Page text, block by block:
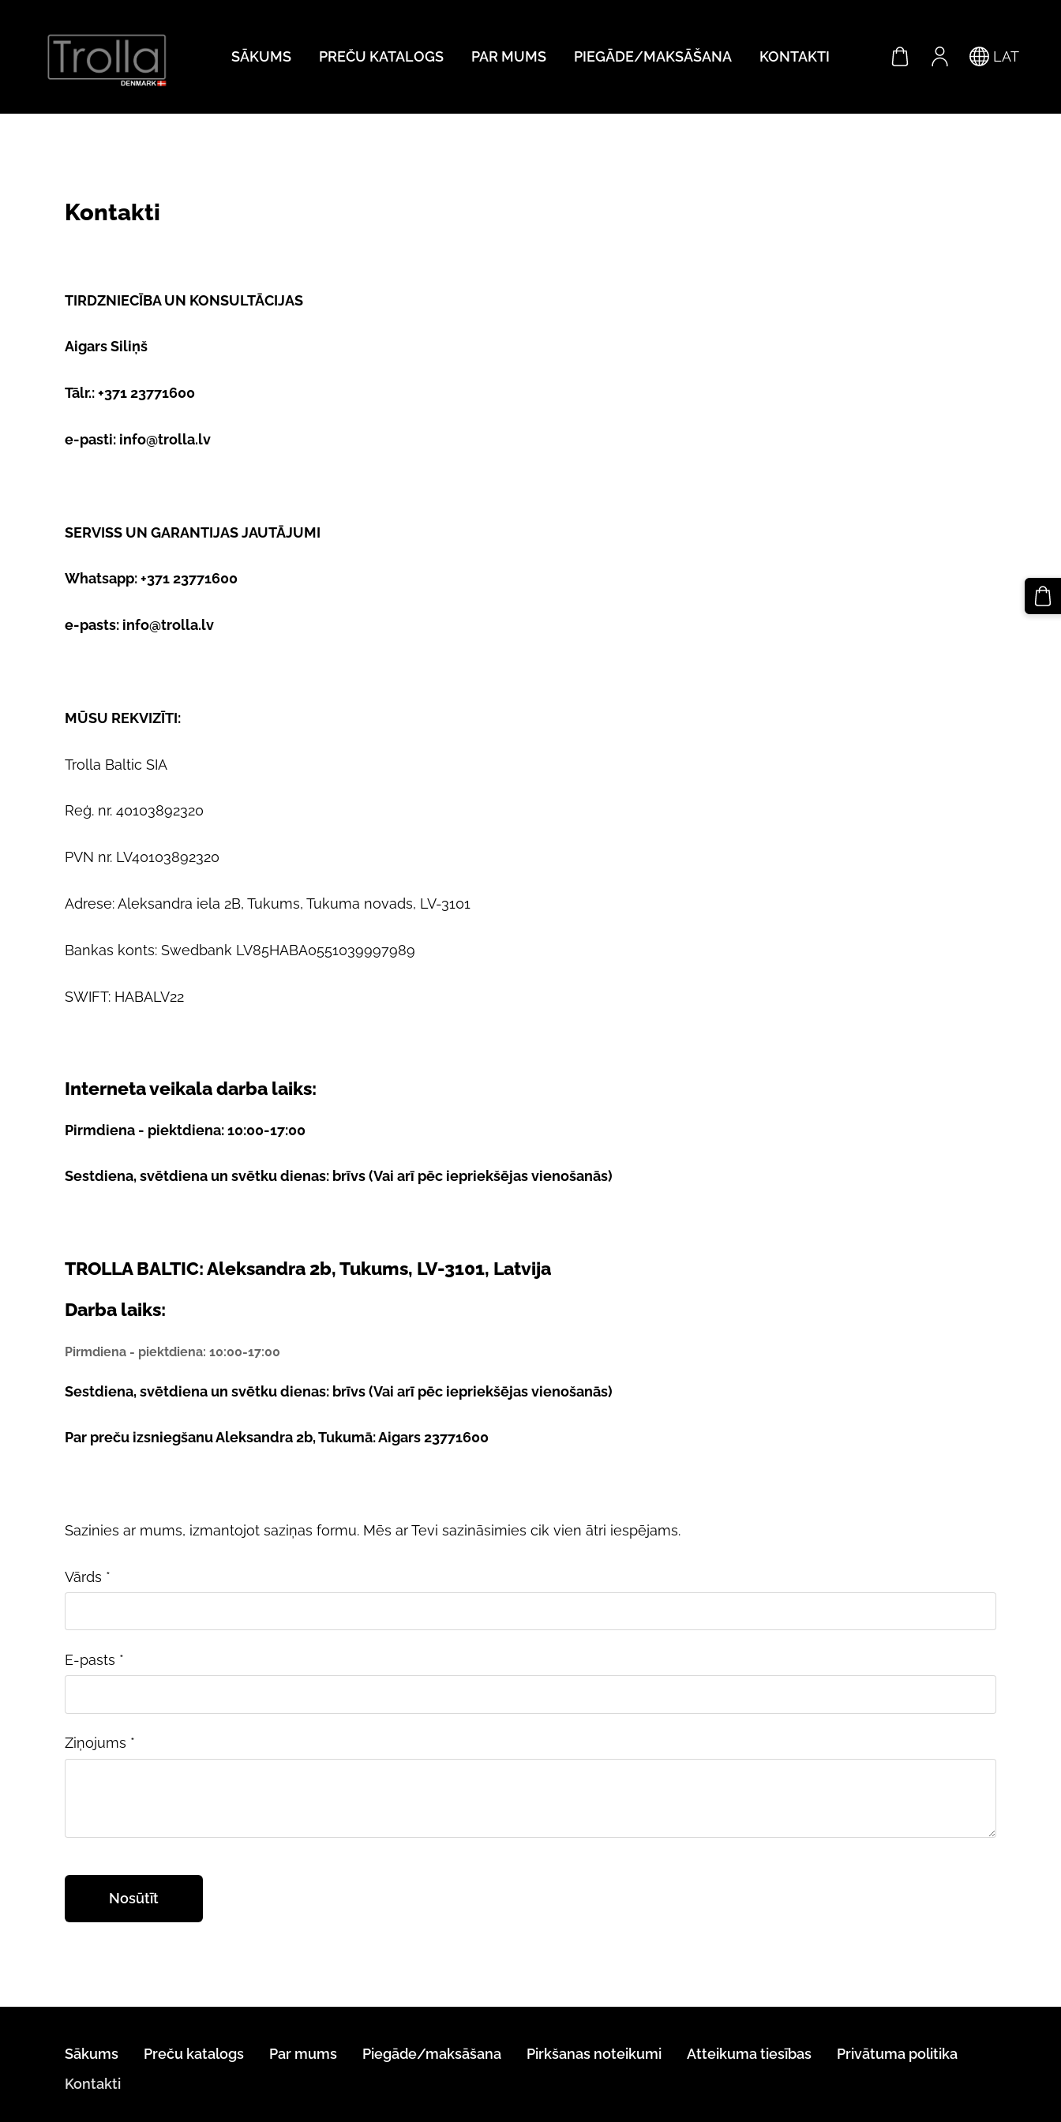
SĀKUMS PREČU KATALOGS PAR MUMS PIEGĀDE/MAKSĀŠANA KONTAKTI LAT
Kontakti
TIRDZNIECĪBA UN KONSULTĀCIJAS
Aigars Siliņš
Tālr.: +371 23771600
e-pasti: info@trolla.lv
SERVISS UN GARANTIJAS JAUTĀJUMI
Whatsapp: +371 23771600
e-pasts: info@trolla.lv
MŪSU REKVIZĪTI:
Trolla Baltic SIA
Reģ. nr. 40103892320
PVN nr. LV40103892320
Adrese: Aleksandra iela 2B, Tukums, Tukuma novads, LV-3101
Bankas konts: Swedbank LV85HABA0551039997989
SWIFT: HABALV22
Interneta veikala darba laiks:
Pirmdiena - piektdiena: 10:00-17:00
Sestdiena, svētdiena un svētku dienas: brīvs (Vai arī pēc iepriekšējas vienošanās)
TROLLA BALTIC: Aleksandra 2b, Tukums, LV-3101, Latvija
Darba laiks:
Pirmdiena - piektdiena: 10:00-17:00
Sestdiena, svētdiena un svētku dienas: brīvs (Vai arī pēc iepriekšējas vienošanās)
Par preču izsniegšanuAleksandra 2b, Tukumā:Aigars 23771600
Sazinies ar mums, izmantojot saziņas formu. Mēs ar Tevi sazināsimies cik vien ātri iespējams.
Vārds *
E-pasts *
Ziņojums *
Sākums Preču katalogs Par mums Piegāde/maksāšana Pirkšanas noteikumi Atteikuma tiesības
Privātuma politika
Kontakti